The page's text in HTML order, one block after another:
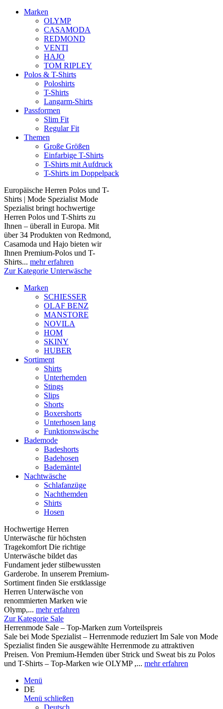
Marken
OLYMP
CASAMODA
REDMOND
VENTI
HAJO
TOM RIPLEY
Polos & T-Shirts
Poloshirts
T-Shirts
Langarm-Shirts
Passformen
Slim Fit
Regular Fit
Themen
Große Größen
Einfarbige T-Shirts
T-Shirts mit Aufdruck
T-Shirts im Doppelpack
Europäische Herren Polos und T-
Shirts | Mode Spezialist Mode
Spezialist bringt hochwertige
Herren Polos und T-Shirts zu
Ihnen – überall in Europa. Mit
über 34 Produkten von Redmond,
Casamoda und Hajo bieten wir
Ihnen Premium-Polos und T-
Shirts... mehr erfahren
Zur Kategorie Unterwäsche
Marken
SCHIESSER
OLAF BENZ
MANSTORE
NOVILA
HOM
SKINY
HUBER
Sortiment
Shirts
Unterhemden
Stings
Slips
Shorts
Boxershorts
Unterhosen lang
Funktionswäsche
Bademode
Badeshorts
Badehosen
Bademäntel
Nachtwäsche
Schlafanzüge
Nachthemden
Shirts
Hosen
Hochwertige Herren
Unterwäsche für höchsten
Tragekomfort Die richtige
Unterwäsche bildet das
Fundament jeder stilbewussten
Garderobe. In unserem Premium-
Sortiment finden Sie erstklassige
Herren Unterwäsche von
renommierten Marken wie
Olymp,... mehr erfahren
Zur Kategorie Sale
Herrenmode Sale – Top-Marken zum Vorteilspreis
Sale bei Mode Spezialist – Herrenmode reduziert Im Sale von Mode
Spezialist finden Sie ausgewählte Herrenmode zu attraktiven
Preisen. Von Premium-Hemden über Strick und Sweat bis zu Polos
und T-Shirts – Top-Marken wie OLYMP ,... mehr erfahren
Menü
DE
Menü schließen
Deutsch